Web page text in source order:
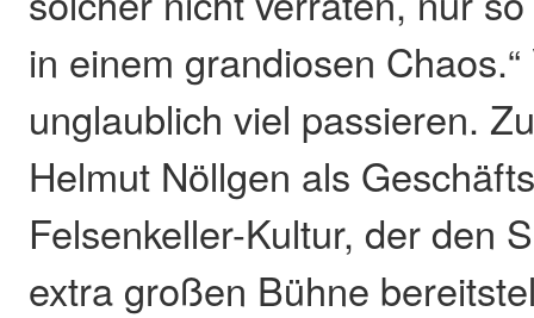
in einem grandiosen
unglaublich viel passieren.
Helmut Nöllgen als
Felsenkeller-Kultur, der den
extra großen Bühne